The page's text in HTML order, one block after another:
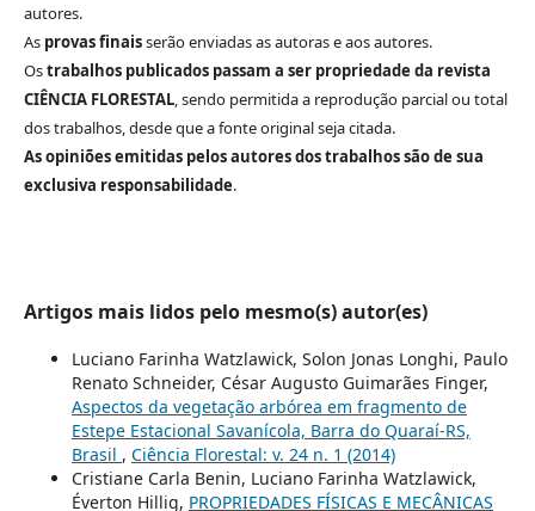
autores.
As provas finaisserão enviadas as autoras e aos autores.
Ostrabalhos publicados passam a ser propriedade da revista
CIÊNCIA FLORESTAL, sendo permitida a reprodução parcial ou total
dos trabalhos, desde que a fonte original seja citada.
As opiniões emitidas pelos autores dos trabalhos são de sua
exclusiva responsabilidade.
Artigos mais lidos pelo mesmo(s) autor(es)
Luciano Farinha Watzlawick, Solon Jonas Longhi, Paulo
Renato Schneider, César Augusto Guimarães Finger,
Aspectos da vegetação arbórea em fragmento de
Estepe Estacional Savanícola, Barra do Quaraí-RS,
Brasil , Ciência Florestal: v. 24 n. 1 (2014)
Cristiane Carla Benin, Luciano Farinha Watzlawick,
Éverton Hillig, PROPRIEDADES FÍSICAS E MECÂNICAS